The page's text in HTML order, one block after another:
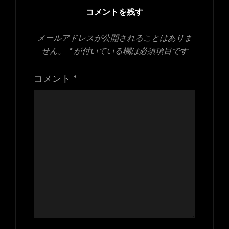
コメントを残す
メールアドレスが公開されることはありま
せん。
*が付いている欄は必須項目です
コメント *